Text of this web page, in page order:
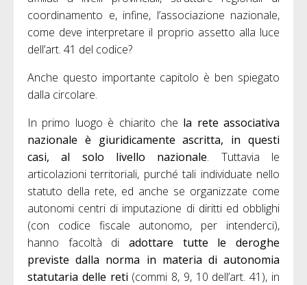
coordinamento e, infine, l’associazione nazionale,
come deve interpretare il proprio assetto alla luce
dell’art. 41 del codice?
Anche questo importante capitolo è ben spiegato
dalla circolare.
In primo luogo è chiarito che la rete associativa
nazionale è giuridicamente ascritta, in questi
casi, al solo livello nazionale. Tuttavia le
articolazioni territoriali, purché tali individuate nello
statuto della rete, ed anche se organizzate come
autonomi centri di imputazione di diritti ed obblighi
(con codice fiscale autonomo, per intenderci),
hanno facoltà di adottare tutte le deroghe
previste dalla norma in materia di autonomia
statutaria delle reti (commi 8, 9, 10 dell’art. 41), in